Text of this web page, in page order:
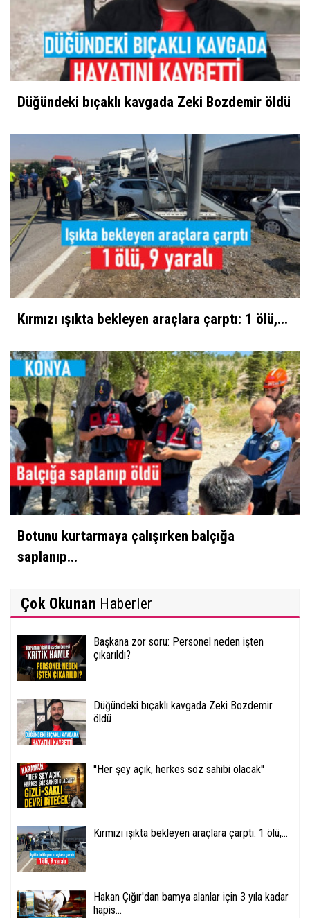
Düğündeki bıçaklı kavgada Zeki Bozdemir öldü
Kırmızı ışıkta bekleyen araçlara çarptı: 1 ölü,...
Botunu kurtarmaya çalışırken balçığa
saplanıp...
Çok Okunan Haberler
Başkana zor soru: Personel neden işten
çıkarıldı?
Düğündeki bıçaklı kavgada Zeki Bozdemir
öldü
''Her şey açık, herkes söz sahibi olacak''
Kırmızı ışıkta bekleyen araçlara çarptı: 1 ölü,...
Hakan Çığır'dan bamya alanlar için 3 yıla kadar
hapis...